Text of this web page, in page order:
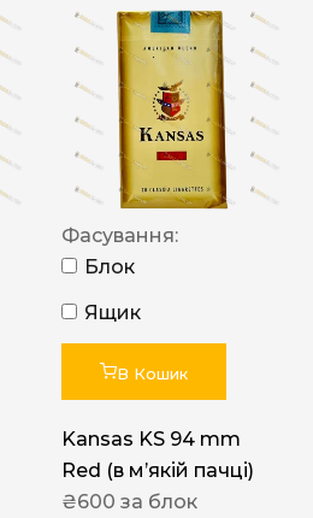
Фасування:
Блок
Ящик
В Кошик
Kansas KS 94 mm
Red (в мʼякій пачці)
₴600 за блок